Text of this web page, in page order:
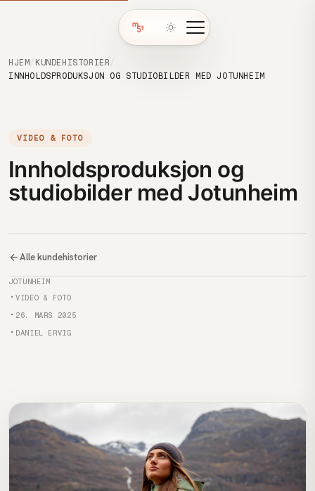
HJEM / KUNDEHISTORIER /
INNHOLDSPRODUKSJON OG STUDIOBILDER MED JOTUNHEIM
VIDEO & FOTO
Innholdsproduksjon og
studiobilder med Jotunheim
Alle kundehistorier
Kunde
JOTUNHEIM
Kategori
VIDEO & FOTO
Publisert
26. MARS 2025
Forfatter
DANIEL ERVIG